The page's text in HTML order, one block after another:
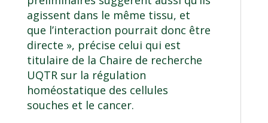
agissent dans le même tissu, et
que l’interaction pourrait donc être
directe », précise celui qui est
titulaire de la Chaire de recherche
UQTR sur la régulation
homéostatique des cellules
souches et le cancer.